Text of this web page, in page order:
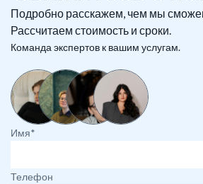
Подробно расскажем, чем мы
Рассчитаем стоимость и сроки.
Команда экспертов к вашим услугам.
Имя*
Телефон